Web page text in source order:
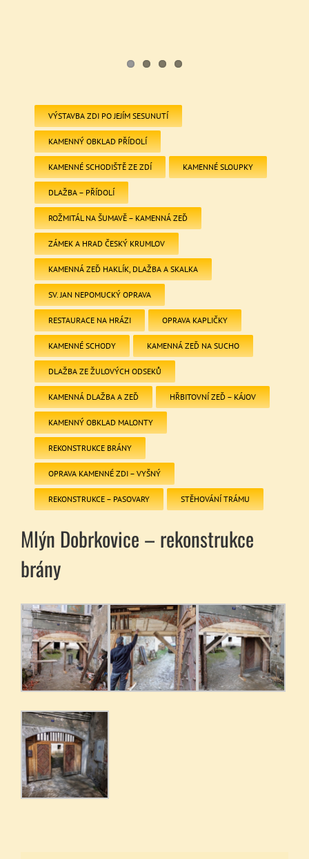
VÝSTAVBA ZDI PO JEJÍM SESUNUTÍ
KAMENNÝ OBKLAD PŘÍDOLÍ
KAMENNÉ SCHODIŠTĚ ZE ZDÍ KAMENNÉ SLOUPKY
DLAŽBA – PŘÍDOLÍ
ROŽMITÁL NA ŠUMAVĚ – KAMENNÁ ZEĎ
ZÁMEK A HRAD ČESKÝ KRUMLOV
KAMENNÁ ZEĎ HAKLÍK, DLAŽBA A SKALKA
SV. JAN NEPOMUCKÝ OPRAVA
RESTAURACE NA HRÁZI OPRAVA KAPLIČKY
KAMENNÉ SCHODY KAMENNÁ ZEĎ NA SUCHO
DLAŽBA ZE ŽULOVÝCH ODSEKŮ
KAMENNÁ DLAŽBA A ZEĎ HŘBITOVNÍ ZEĎ – KÁJOV
KAMENNÝ OBKLAD MALONTY
REKONSTRUKCE BRÁNY
OPRAVA KAMENNÉ ZDI – VYŠNÝ
REKONSTRUKCE – PASOVARY STĚHOVÁNÍ TRÁMU
Mlýn Dobrkovice – rekonstrukce
brány